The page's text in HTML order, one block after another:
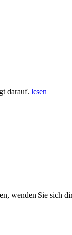
darauf. lesen
wenden Sie sich